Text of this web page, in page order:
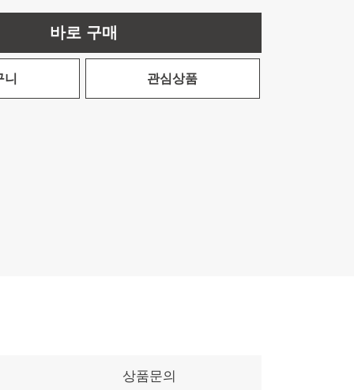
바로 구매
니 관심상품
상품문의